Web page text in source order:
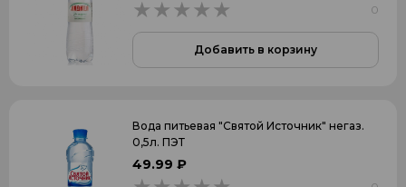
0
Добавить в корзину
Вода питьевая "Святой Источник" негаз.
0,5л. ПЭТ
49.99 ₽